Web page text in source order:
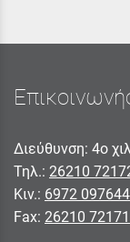
Διεύθυνση: 4ο
Τηλ.: 26210
Κιν.: 6972 097644
Fax: 26210 72171